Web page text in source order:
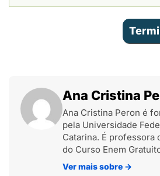
Ana Cristina
Ana Cristina Peron é
pela Universidade
Catarina. É professora
do Curso Enem
Ver mais sobre →